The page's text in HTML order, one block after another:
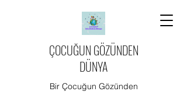
ÇOCUĞUN GÖZÜNDEN
DÜNYA
Bir Çocuğun Gözünden